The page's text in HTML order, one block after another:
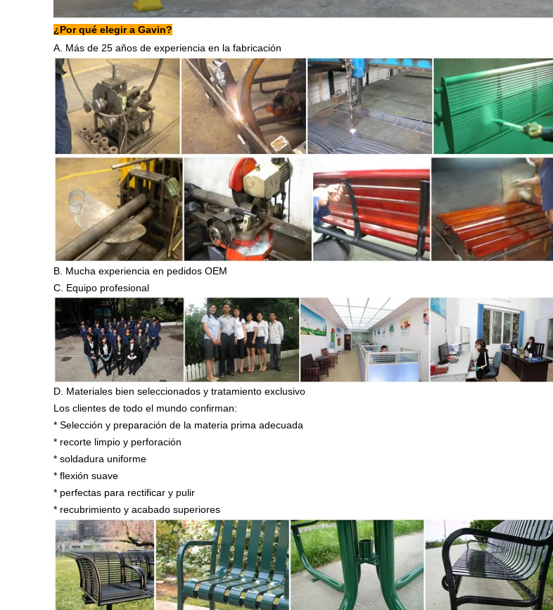
¿Por qué elegir a Gavin?
A. Más de 25 años de experiencia en la fabricación
B. Mucha experiencia en pedidos OEM
C. Equipo profesional
D. Materiales bien seleccionados y tratamiento exclusivo
Los clientes de todo el mundo confirman:
* Selección y preparación de la materia prima adecuada
* recorte limpio y perforación
* soldadura uniforme
* flexión suave
* perfectas para rectificar y pulir
* recubrimiento y acabado superiores